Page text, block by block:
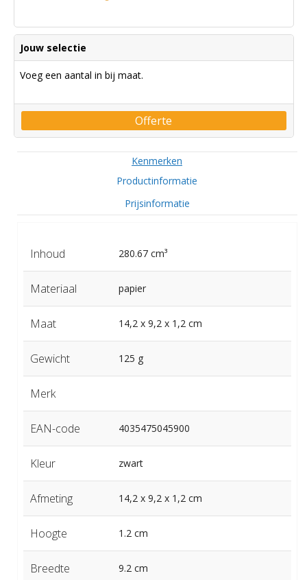
Jouw selectie
Voeg een aantal in bij maat.
Offerte
Kenmerken
Productinformatie
Prijsinformatie
Inhoud 280.67 cm³
Materiaal papier
Maat 14,2 x 9,2 x 1,2 cm
Gewicht 125 g
Merk
EAN-code 4035475045900
Kleur zwart
Afmeting 14,2 x 9,2 x 1,2 cm
Hoogte 1.2 cm
Breedte 9.2 cm